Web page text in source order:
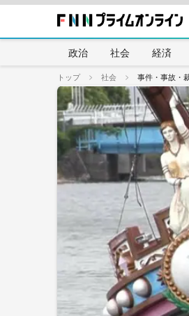
政治 社会 経済
トップ 社会 事件・事故・